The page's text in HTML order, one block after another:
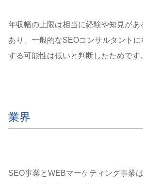
年収幅の上限は相当に経験や知見があ
あり、一般的なSEOコンサルタント
する可能性は低いと判断したためです
業界
SEO事業とWEBマーケティング事業